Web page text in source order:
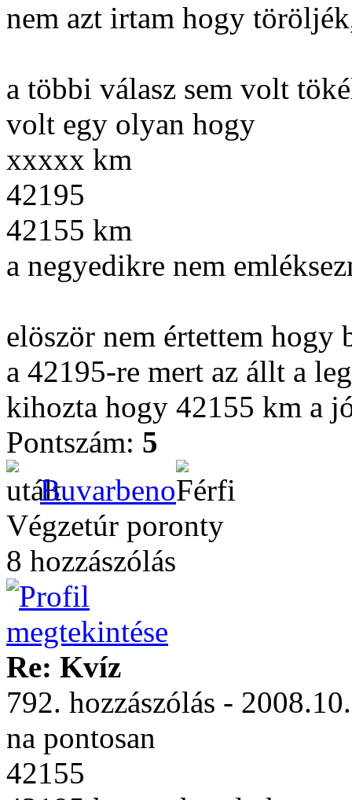
nem azt irtam hogy
a többi válasz sem volt
volt egy olyan hogy
xxxxx km
42195
42155 km
a negyedikre nem
elöször nem értettem hogy
a 42195-re mert az állt a
kihozta hogy 42155 km a
Pontszám: 5
Buvarbeno
Végzetúr poronty
8 hozzászólás
Re: Kvíz
792. hozzászólás -
na pontosan
42155